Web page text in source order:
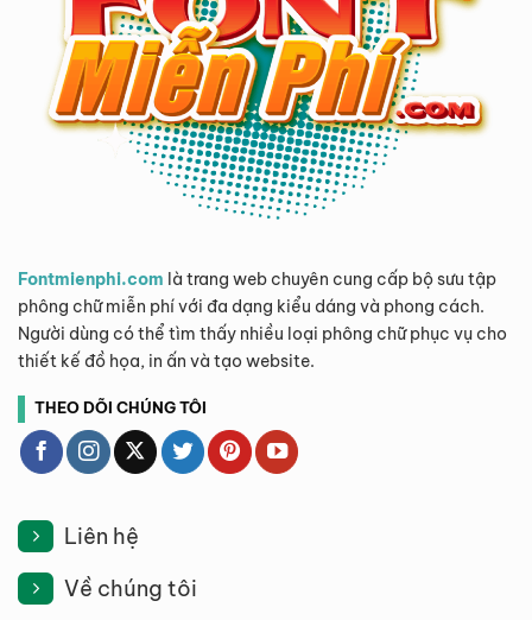
Fontmienphi.com là trang web chuyên cung cấp bộ sưu tập
phông chữ miễn phí với đa dạng kiểu dáng và phong cách.
Người dùng có thể tìm thấy nhiều loại phông chữ phục vụ cho
thiết kế đồ họa, in ấn và tạo website.
THEO DÕI CHÚNG TÔI
Liên hệ
Về chúng tôi